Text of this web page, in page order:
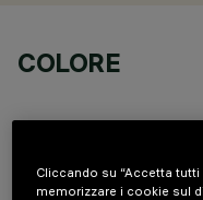
COLORE
Cliccando su “Accetta
memorizzare i cookie sul